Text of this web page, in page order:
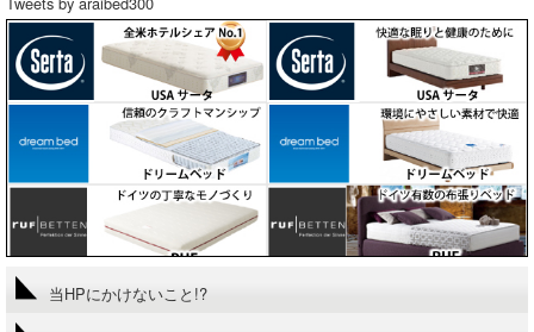
当HPにかけないこと!?